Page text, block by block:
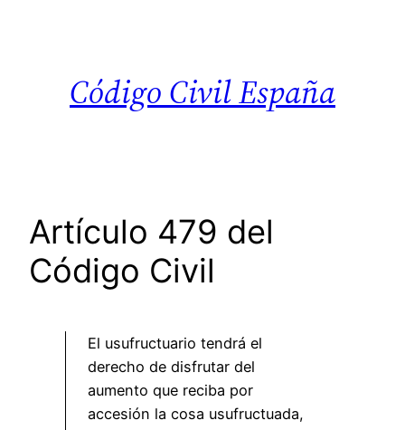
Código Civil España
Artículo 479 del
Código Civil
El usufructuario tendrá el
derecho de disfrutar del
aumento que reciba por
accesión la cosa usufructuada,